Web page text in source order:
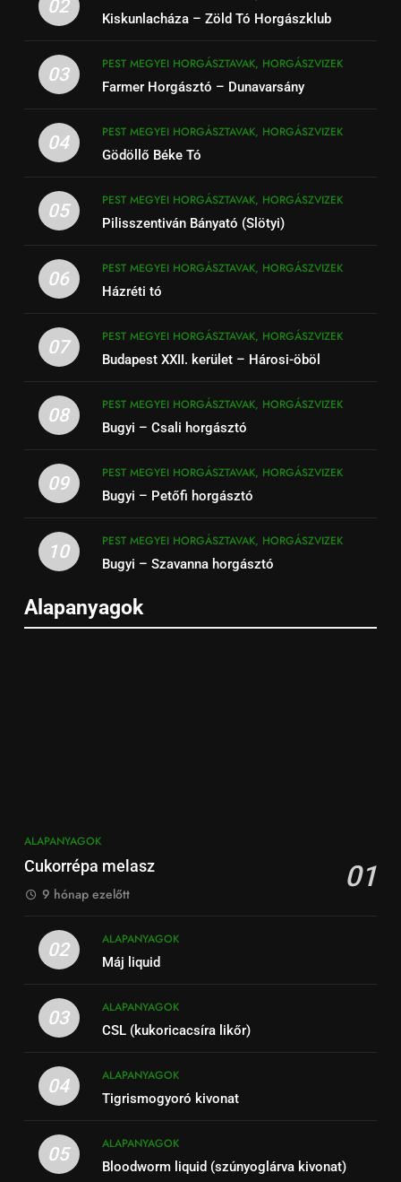
02
Kiskunlacháza – Zöld Tó Horgászklub
03
PEST MEGYEI HORGÁSZTAVAK, HORGÁSZVIZEK
Farmer Horgásztó – Dunavarsány
04
PEST MEGYEI HORGÁSZTAVAK, HORGÁSZVIZEK
Gödöllő Béke Tó
05
PEST MEGYEI HORGÁSZTAVAK, HORGÁSZVIZEK
Pilisszentiván Bányató (Slötyi)
06
PEST MEGYEI HORGÁSZTAVAK, HORGÁSZVIZEK
Házréti tó
07
PEST MEGYEI HORGÁSZTAVAK, HORGÁSZVIZEK
Budapest XXII. kerület – Hárosi-öböl
08
PEST MEGYEI HORGÁSZTAVAK, HORGÁSZVIZEK
Bugyi – Csali horgásztó
09
PEST MEGYEI HORGÁSZTAVAK, HORGÁSZVIZEK
Bugyi – Petőfi horgásztó
10
PEST MEGYEI HORGÁSZTAVAK, HORGÁSZVIZEK
Bugyi – Szavanna horgásztó
Alapanyagok
ALAPANYAGOK
Cukorrépa melasz 01
9 hónap ezelőtt
02
ALAPANYAGOK
Máj liquid
03
ALAPANYAGOK
CSL (kukoricacsíra likőr)
04
ALAPANYAGOK
Tigrismogyoró kivonat
05
ALAPANYAGOK
Bloodworm liquid (szúnyoglárva kivonat)